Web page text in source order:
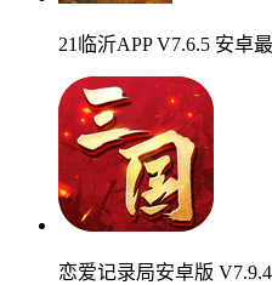
21临沂APP V7.6.5 安卓
恋爱记录局安卓版